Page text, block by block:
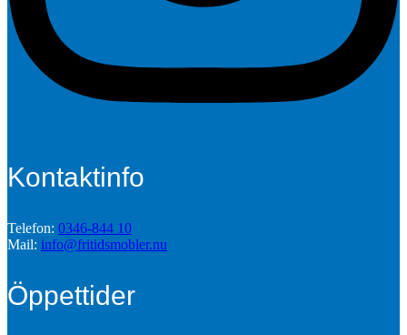
Kontaktinfo
Telefon: 0346-844 10
Mail: info@fritidsmobler.nu
Öppettider